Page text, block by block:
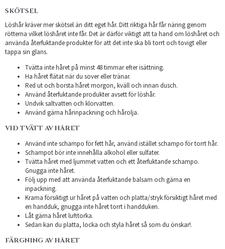
SKÖTSEL
Löshår kräver mer skötsel än ditt eget hår. Ditt riktiga hår får näring genom
rötterna vilket löshåret inte får. Det är därför viktigt att ta hand om löshåret och
använda återfuktande produkter för att det inte ska bli torrt och tovigt eller
tappa sin glans.
Tvätta inte håret på minst 48 timmar efter isättning.
Ha håret flätat när du sover eller tränar.
Red ut och borsta håret morgon, kväll och innan dusch.
Använd återfuktande produkter avsett för löshår.
Undvik saltvatten och klorvatten.
Använd gärna hårinpackning och hårolja.
VID TVÄTT AV HÅRET
Använd inte schampo för fett hår, använd istället schampo för torrt hår.
Schampot bör inte innehålla alkohol eller sulfater.
Tvätta håret med ljummet vatten och ett återfuktande schampo.
Gnugga inte håret.
Följ upp med att använda återfuktande balsam och gärna en
inpackning.
Krama försiktigt ur håret på vatten och platta/stryk försiktigt håret med
en handduk, gnugga inte håret torrt i handduken.
Låt gärna håret lufttorka.
Sedan kan du platta, locka och styla håret så som du önskar!.
FÄRGNING AV HÅRET